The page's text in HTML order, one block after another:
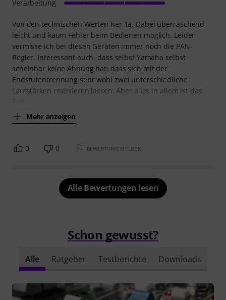
Von den technischen Werten her 1a. Dabei überraschend
leicht und kaum Fehler beim Bedienen möglich. Leider
vermisse ich bei diesen Geräten immer noch die PAN-
Regler. Interessant auch, dass selbst Yamaha selbst
scheinbar keine Ahnung hat, dass sich mit der
Endstufentrennung sehr wohl zwei unterschiedliche
Lautstärken realisieren lassen. Aber alles in allem ist das
Mehr anzeigen
Verarbeitung
0 0 BEWERTUNG MELDEN
Alle Bewertungen lesen
Schon gewusst?
Alle Ratgeber Testberichte Downloads